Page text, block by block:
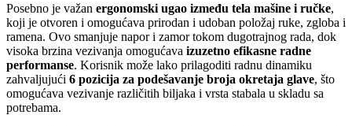
Posebno je važan ergonomski ugao između tela mašine i ručke,
koji je otvoren i omogućava prirodan i udoban položaj ruke, zgloba i
ramena. Ovo smanjuje napor i zamor tokom dugotrajnog rada, dok
visoka brzina vezivanja omogućava izuzetno efikasne radne
performanse. Korisnik može lako prilagoditi radnu dinamiku
zahvaljujući 6 pozicija za podešavanje broja okretaja glave, što
omogućava vezivanje različitih biljaka i vrsta stabala u skladu sa
potrebama.